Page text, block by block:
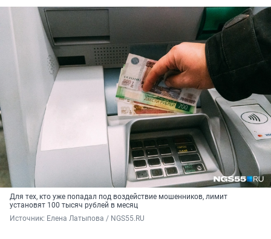
Для тех, кто уже попадал под воздействие мошенников, лимит
установят 100 тысяч рублей в месяц
Источник: Елена Латыпова / NGS55.RU